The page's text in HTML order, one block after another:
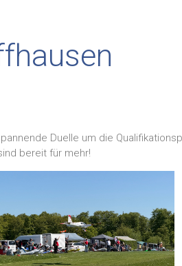
Duelle um die
bereit für mehr!